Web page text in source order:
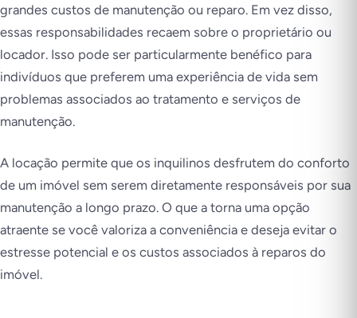
grandes custos de manutenção ou reparo. Em vez disso,
essas responsabilidades recaem sobre o proprietário ou
locador. Isso pode ser particularmente benéfico para
indivíduos que preferem uma experiência de vida sem
problemas associados ao tratamento e serviços de
manutenção.
A locação permite que os inquilinos desfrutem do conforto
de um imóvel sem serem diretamente responsáveis por sua
manutenção a longo prazo. O que a torna uma opção
atraente se você valoriza a conveniência e deseja evitar o
estresse potencial e os custos associados à reparos do
imóvel.